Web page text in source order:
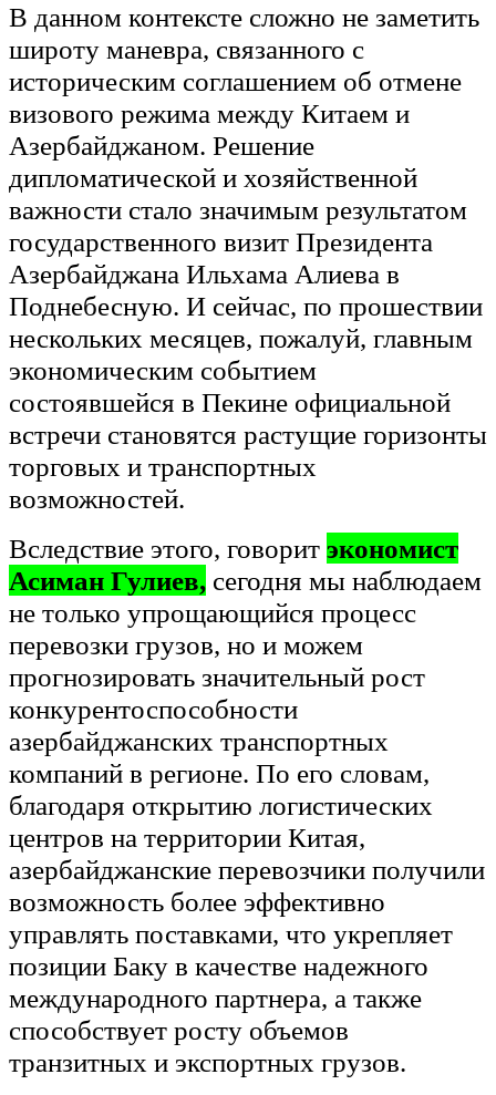
В данном контексте сложно не заметить
широту маневра, связанного с
историческим соглашением об отмене
визового режима между Китаем и
Азербайджаном. Решение
дипломатической и хозяйственной
важности стало значимым результатом
государственного визит Президента
Азербайджана Ильхама Алиева в
Поднебесную. И сейчас, по прошествии
нескольких месяцев, пожалуй, главным
экономическим событием
состоявшейся в Пекине официальной
встречи становятся растущие горизонты
торговых и транспортных
возможностей.
Вследствие этого, говорит экономист
Асиман Гулиев, сегодня мы наблюдаем
не только упрощающийся процесс
перевозки грузов, но и можем
прогнозировать значительный рост
конкурентоспособности
азербайджанских транспортных
компаний в регионе. По его словам,
благодаря открытию логистических
центров на территории Китая,
азербайджанские перевозчики получили
возможность более эффективно
управлять поставками, что укрепляет
позиции Баку в качестве надежного
международного партнера, а также
способствует росту объемов
транзитных и экспортных грузов.